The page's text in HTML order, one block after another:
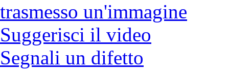
trasmesso un'immagine
Suggerisci il video
Segnali un difetto